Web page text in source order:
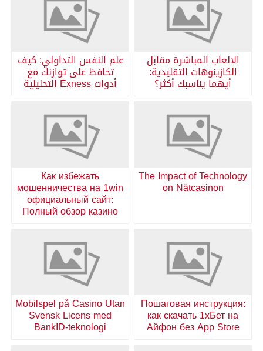
الالعاب المباشرة مقابل
الكازينوهات التقليدية:
أيهما يناسبك أكثر؟
علم النفس التداولي: كيف
تحافظ على توازنك مع
أدوات Exness التحليلية
The Impact of Technology
on Nätcasinon
Как избежать
мошенничества на 1win
официальный сайт:
Полный обзор казино
Пошаговая инструкция:
как скачать 1хБет на
Айфон без App Store
Mobilspel på Casino Utan
Svensk Licens med
BankID-teknologi